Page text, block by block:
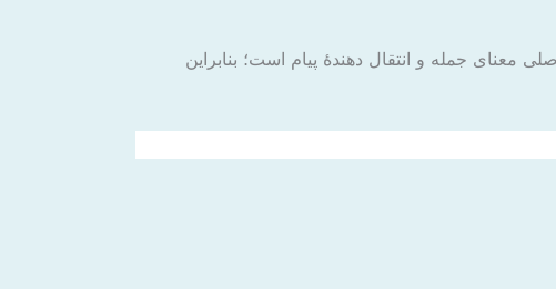
جمله و انتقال دهندهٔ پیام است؛ بنابراین